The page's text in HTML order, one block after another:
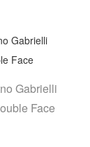
Gabrielli
Face